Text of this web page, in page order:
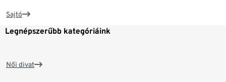
Sajtó
Legnépszerűbb kategóriáink
Női divat